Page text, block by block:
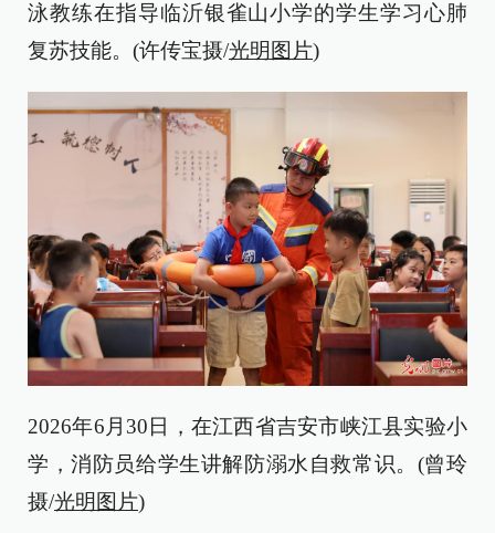
泳教练在指导临沂银雀山小学的学生学习心肺
复苏技能。(许传宝摄/光明图片)
2026年6月30日，在江西省吉安市峡江县实验小
学，消防员给学生讲解防溺水自救常识。(曾玲
摄/光明图片)